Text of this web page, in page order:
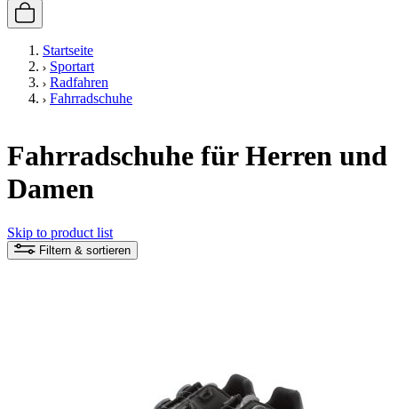
Startseite
Sportart
Radfahren
Fahrradschuhe
Fahrradschuhe für Herren und
Damen
Skip to product list
Filtern & sortieren